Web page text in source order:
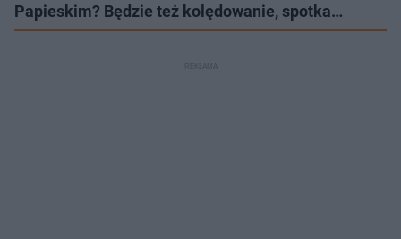
Papieskim? Będzie też kolędowanie, spotka…